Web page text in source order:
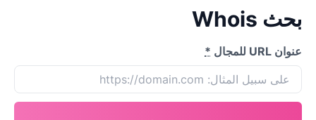
بحث Whois
عنوان URL للمجال *